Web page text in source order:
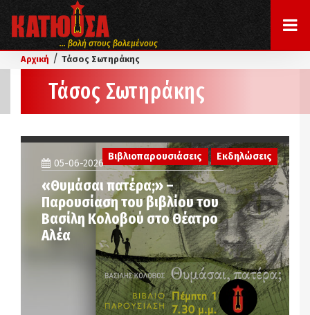
... βολή στους βολεμένους
Αρχική / Τάσος Σωτηράκης
Τάσος Σωτηράκης
Βιβλιοπαρουσιάσεις Εκδηλώσεις
05-06-2026
«Θυμάσαι πατέρα;» –
Παρουσίαση του βιβλίου του
Βασίλη Κολοβού στο Θέατρο
Αλέα